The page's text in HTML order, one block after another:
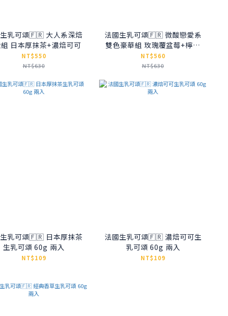
乳可頌🇫🇷 大人系深焙
日本厚抹茶+濃焙可可
NT$550
NT$630
法國生乳可頌🇫🇷 微酸戀愛系
雙色豪華組 玫瑰覆盆莓+檸檬
奶奶
NT$560
NT$630
乳可頌🇫🇷 日本厚抹茶
生乳可頌 60g 兩入
NT$109
法國生乳可頌🇫🇷 濃焙可可生
乳可頌 60g 兩入
NT$109